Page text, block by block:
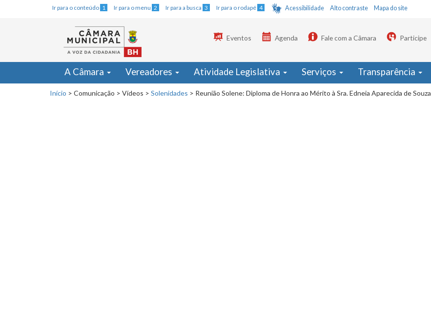
Ir para o conteúdo 1 Ir para o menu 2 Ir para a busca 3 Ir para o rodapé 4 Acessibilidade Alto contraste Mapa do site
Eventos Agenda Fale com a Câmara Participe
A Câmara Vereadores Atividade Legislativa Serviços Transparência
Início > Comunicação > Vídeos > Solenidades > Reunião Solene: Diploma de Honra ao Mérito à Sra. Edneia Aparecida de Souza